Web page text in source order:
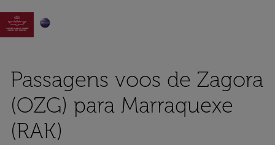

Passagens voos de Zagora
(OZG) para Marraquexe
(RAK)